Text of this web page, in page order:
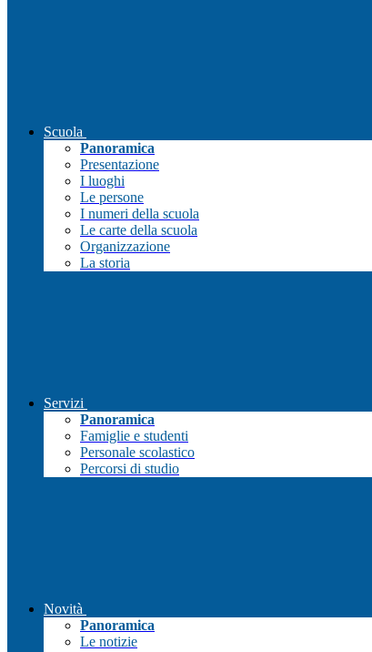
Scuola
Panoramica
Presentazione
I luoghi
Le persone
I numeri della scuola
Le carte della scuola
Organizzazione
La storia
Servizi
Panoramica
Famiglie e studenti
Personale scolastico
Percorsi di studio
Novità
Panoramica
Le notizie